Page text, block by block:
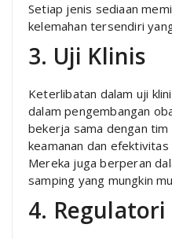
Setiap jenis sediaan
kelemahan tersendiri
3. Uji Klinis
Keterlibatan dalam uji
dalam pengembangan
bekerja sama dengan
keamanan dan
Mereka juga berperan
samping yang mungkin
4. Regulatori